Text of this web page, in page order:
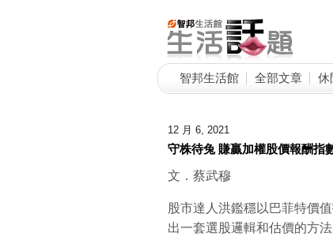
智邦生活館 全部文章 休
12 月 6, 2021
守株待兔 賺贏加權股價報酬指
文．蔡武穆
股市達人洪鑑穩以巴菲特價
出一套選股邏輯和估價的方